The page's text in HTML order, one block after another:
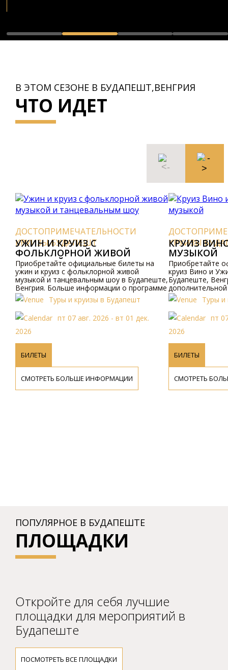
В ЭТОМ СЕЗОНЕ В БУДАПЕШТ,ВЕНГРИЯ
ЧТО ИДЕТ
ДОСТОПРИМЕЧАТЕЛЬНОСТИ
КРУИЗЫ БУДАПЕШТ
УЖИН И КРУИЗ С
ФОЛЬКЛОРНОЙ ЖИВОЙ
МУЗЫКОЙ И ТАНЦЕВАЛЬНЫМ
ШОУ
Приобретайте официальные билеты на
ужин и круиз с фольклорной живой
музыкой и танцевальным шоу в Будапеште,
Венгрия. Больше информации о программе
и ценах доступно онлайн и по телефону.
Туры и круизы в Будапешт
пт 07 авг. 2026 - вт 01 дек.
2026
БИЛЕТЫ
СМОТРЕТЬ БОЛЬШЕ ИНФОРМАЦИИ
КРУИЗЫ
КРУИЗ
МУЗЫКОЙ
Приобретайте
круиз Вино и
Будапеште,
и ценах,
сайт или Туры и
пт
2026
БИЛЕТЫ
СМОТРЕТЬ
ПОПУЛЯРНОЕ В БУДАПЕШТЕ
ПЛОЩАДКИ
Откройте для себя лучшие
площадки для мероприятий в
Будапеште
ПОСМОТРЕТЬ ВСЕ ПЛОЩАДКИ